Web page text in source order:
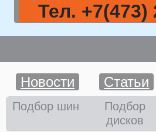
Тел. +7(473)
Шины
Диски
Новости Статьи
Подбор шин
Подбор
дисков